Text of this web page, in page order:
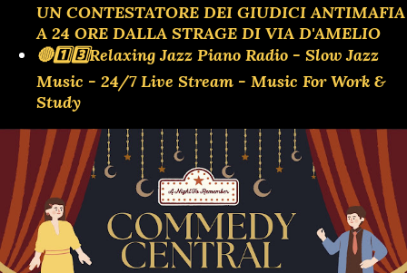
UN CONTESTATORE DEI GIUDICI ANTIMAFIA
A 24 ORE DALLA STRAGE DI VIA D'AMELIO
🔴1️⃣3️⃣Relaxing Jazz Piano Radio - Slow Jazz
Music - 24/7 Live Stream - Music For Work &
Study